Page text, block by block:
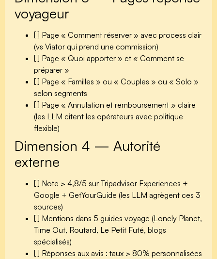
voyageur
[ ] Page « Comment réserver » avec process clair
(vs Viator qui prend une commission)
[ ] Page « Quoi apporter » et « Comment se
préparer »
[ ] Page « Familles » ou « Couples » ou « Solo »
selon segments
[ ] Page « Annulation et remboursement » claire
(les LLM citent les opérateurs avec politique
flexible)
Dimension 4 — Autorité
externe
[ ] Note > 4,8/5 sur Tripadvisor Experiences +
Google + GetYourGuide (les LLM agrègent ces 3
sources)
[ ] Mentions dans 5 guides voyage (Lonely Planet,
Time Out, Routard, Le Petit Futé, blogs
spécialisés)
[ ] Réponses aux avis : taux > 80% personnalisées